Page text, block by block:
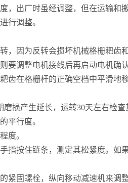
，出厂时虽经调整，但在运输和
行调整。
，因为反转会损坏机械格栅耙齿
要调整电机接线后再启动电机确
齿在格栅杆的正确空档中平滑地移
磨损产生延长，运转30天左右检查
平行度。
度。
指按住链条，测定其松紧度。如
紧固螺栓，纵向移动减速机来调